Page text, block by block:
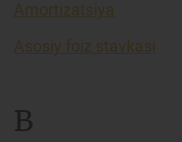
Amortizatsiya
Asosiy foiz stavkasi
B